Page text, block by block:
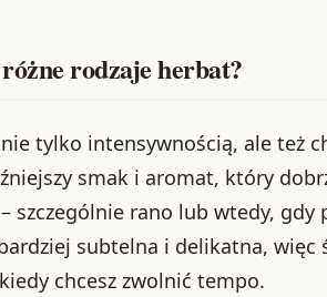
rodzaje herbat?
tylko intensywnością, ale też
smak i aromat, który
szczególnie rano lub wtedy, gdy
subtelna i delikatna, więc
chcesz zwolnić tempo.